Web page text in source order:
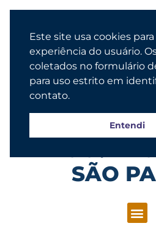
SÃO
Este site usa cookies
experiência do usuário.
coletados no formulário
para uso estrito em
contato.
Entendi